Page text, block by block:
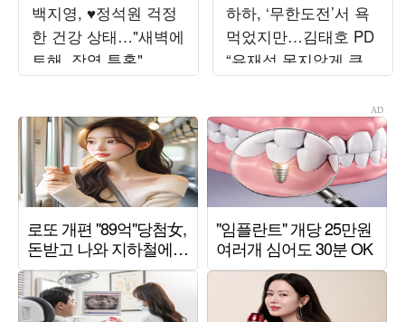
백지영, ♥정석원 걱정
한 건강 상태…"새벽에
토해, 장염 투혼"
하하, ‘무한도전’서 욕
먹었지만…김태호 PD
“유재석 못지않게 큰
그림 봤다” (‘하와수’)